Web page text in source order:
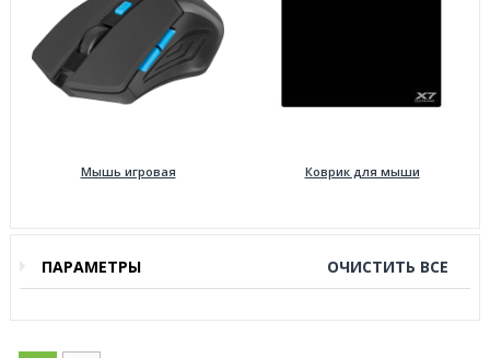
Мышь игровая Коврик для мыши
ПАРАМЕТРЫ ОЧИСТИТЬ ВСЕ